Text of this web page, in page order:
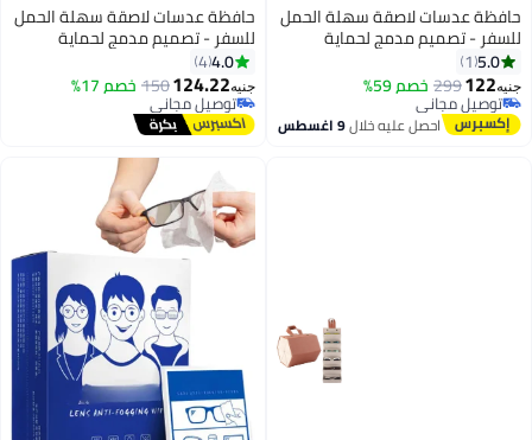
حافظة عدسات لاصقة سهلة الحمل
للسفر - تصميم مدمج لحماية
ونظافة العدسات
5.0
1
جنيه122
299 خصم 59%
توصيل مجاني
توصيل مجانياحصل عليه خلال9 اغسطس
حافظة عدسات لاصقة سهلة الحمل
للسفر - تصميم مدمج لحماية
ونظافة العدسات - زهري
4.0
4
جنيه124.22
150 خصم 17%
توصيل مجاني
توصيل مجاني